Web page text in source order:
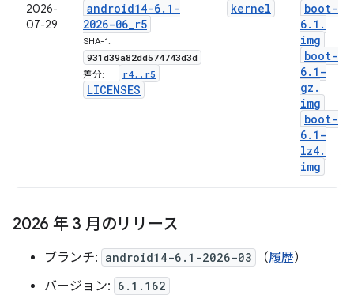
2026-
07-29
android14-6. 1-
2026-06_r5
SHA-1:
931d39a82dd574743d3d
差分: r4. . r5
LICENSES
kernel
boot-
6. 1 .
img
boot-
6. 1-
gz .
img
boot-
6. 1-
lz4.
img
2026 年 3 月のリリース
ブランチ: android14-6.1-2026-03 （履歴）
バージョン: 6.1.162